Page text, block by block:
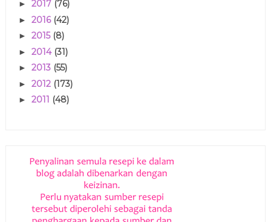
► 2017 (76)
► 2016 (42)
► 2015 (8)
► 2014 (31)
► 2013 (55)
► 2012 (173)
► 2011 (48)